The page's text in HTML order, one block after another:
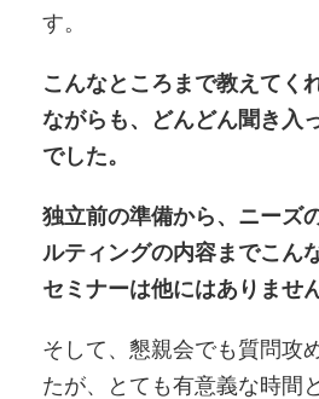
す。
こんなところまで教えてく
ながらも、どんどん聞き入
でした。
独立前の準備から、ニーズ
ルティングの内容までこん
セミナーは他にはありませ
そして、懇親会でも質問攻
たが、とても有意義な時間